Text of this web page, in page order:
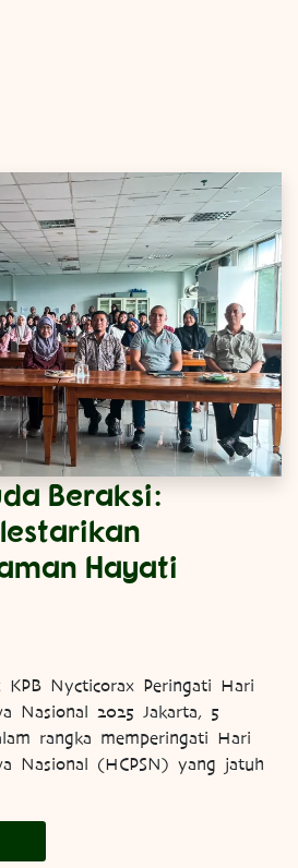
Beraksi:
Hayati
KPB Nycticorax Peringati Hari
Nasional 2025 Jakarta, 5
rangka memperingati Hari
Nasional (HCPSN) yang jatuh